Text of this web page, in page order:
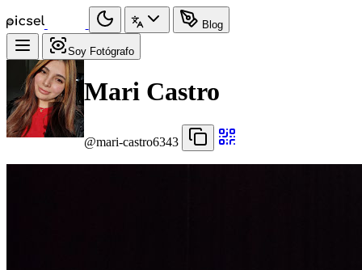
Blog
Soy Fotógrafo
Mari Castro
@mari-castro6343